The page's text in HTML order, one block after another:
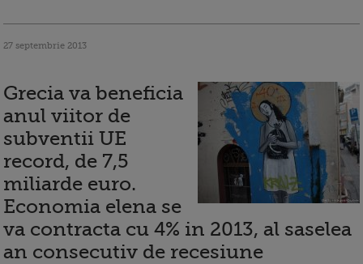
27 septembrie 2013
Grecia va beneficia
anul viitor de
subventii UE
record, de 7,5
miliarde euro.
Economia elena se
va contracta cu 4% in 2013, al saselea
an consecutiv de recesiune